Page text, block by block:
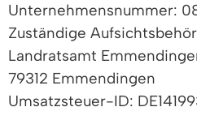
Unternehmensnummer:
Zuständige
Landratsamt
79312 Emmendingen
Umsatzsteuer-ID: